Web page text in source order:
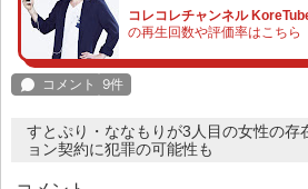
コレコレチャンネル
の再生回数や評価率はこちら
すとぷり・ななもりが3人目の女性の存
ョン契約に犯罪の可能性も